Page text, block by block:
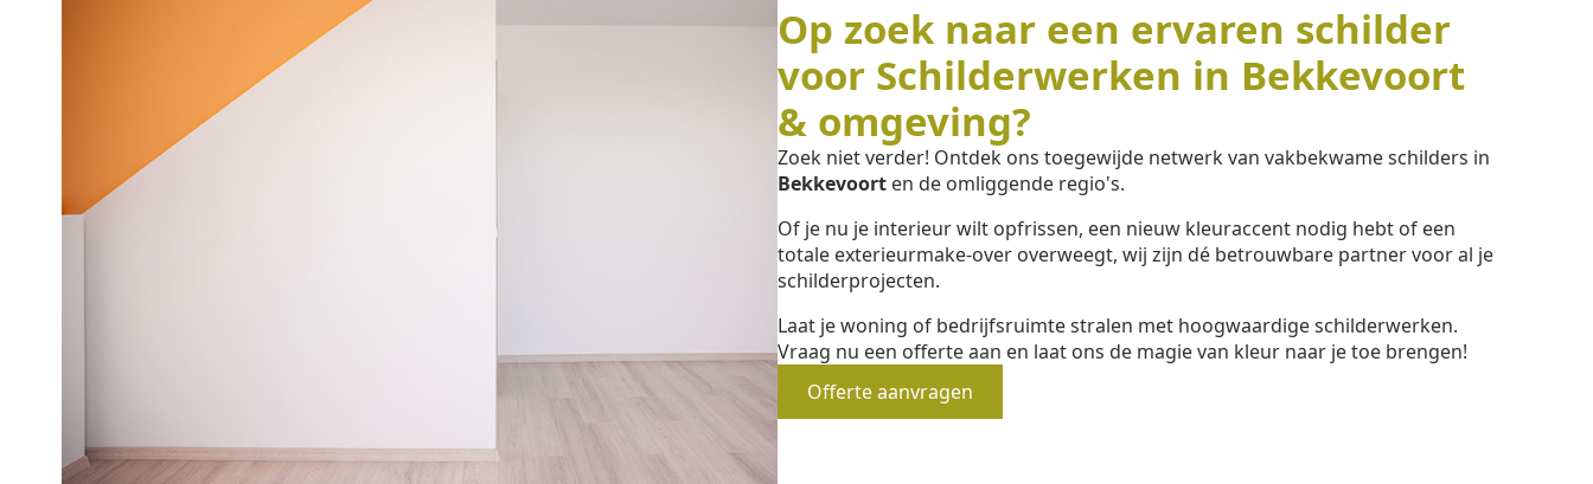
Op zoek naar een ervaren schilder
voor Schilderwerken in Bekkevoort
& omgeving?
Zoek niet verder! Ontdek ons toegewijde netwerk van vakbekwame schilders in
Bekkevoort en de omliggende regio's.
Of je nu je interieur wilt opfrissen, een nieuw kleuraccent nodig hebt of een
totale exterieurmake-over overweegt, wij zijn dé betrouwbare partner voor al je
schilderprojecten.
Laat je woning of bedrijfsruimte stralen met hoogwaardige schilderwerken.
Vraag nu een offerte aan en laat ons de magie van kleur naar je toe brengen!
Offerte aanvragen